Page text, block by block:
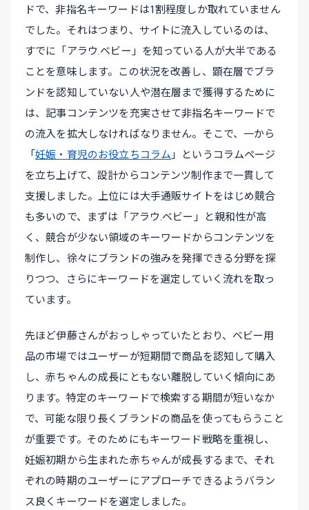
ドで、非指名キーワードは1割程度しか取れていません
でした。それはつまり、サイトに流入しているのは、
すでに「アラウ.ベビー」を知っている人が大半である
ことを意味します。この状況を改善し、顕在層でブラ
ンドを認知していない人や潜在層まで獲得するために
は、記事コンテンツを充実させて非指名キーワードで
の流入を拡大しなければなりません。そこで、一から
「妊娠・育児のお役立ちコラム 」というコラムページ
を立ち上げて、設計からコンテンツ制作まで一貫して
支援しました。上位には大手通販サイトをはじめ競合
も多いので、まずは「アラウ.ベビー」と親和性が高
く、競合が少ない領域のキーワードからコンテンツを
制作し、徐々にブランドの強みを発揮できる分野を探
りつつ、さらにキーワードを選定していく流れを取っ
ています。
先ほど伊藤さんがおっしゃっていたとおり、ベビー用
品の市場ではユーザーが短期間で商品を認知して購入
し、赤ちゃんの成長にともない離脱していく傾向にあ
ります。特定のキーワードで検索する期間が短いなか
で、可能な限り長くブランドの商品を使ってもらうこと
が重要です。そのためにもキーワード戦略を重視し、
妊娠初期から生まれた赤ちゃんが成長するまで、それ
ぞれの時期のユーザーにアプローチできるようバラン
ス良くキーワードを選定しました。